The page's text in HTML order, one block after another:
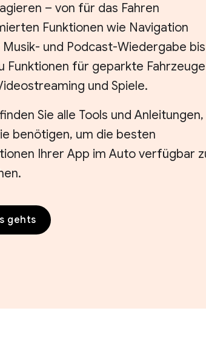
– von für das Fahren
Funktionen wie Navigation
und Podcast-Wiedergabe bis
Funktionen für geparkte Fahrzeuge
und Spiele.
Sie alle Tools und Anleitungen,
benötigen, um die besten
Ihrer App im Auto verfügbar
gehts